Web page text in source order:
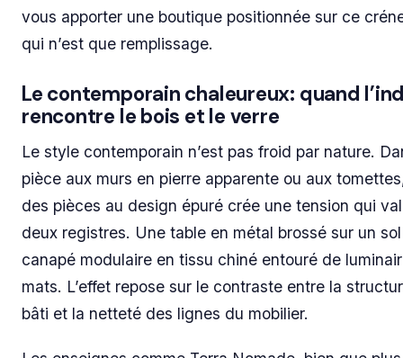
vous apporter une boutique positionnée sur ce
qui n’est que remplissage.
Le contemporain chaleureux: quand
rencontre le bois et le verre
Le style contemporain n’est pas froid par nature.
pièce aux murs en pierre apparente ou aux
des pièces au design épuré crée une tension qui
deux registres. Une table en métal brossé sur un
canapé modulaire en tissu chiné entouré de
mats. L’effet repose sur le contraste entre la
bâti et la netteté des lignes du mobilier.